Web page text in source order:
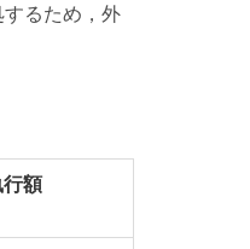
るため，外
額